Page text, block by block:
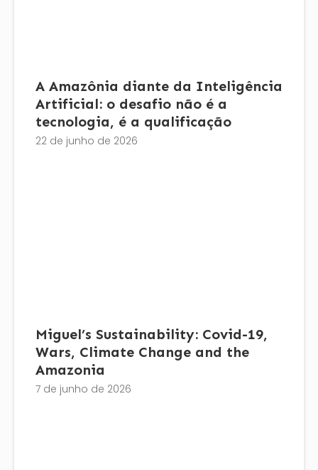
A Amazônia diante da Inteligência
Artificial: o desafio não é a
tecnologia, é a qualificação
22 de junho de 2026
Miguel’s Sustainability: Covid-19,
Wars, Climate Change and the
Amazonia
7 de junho de 2026